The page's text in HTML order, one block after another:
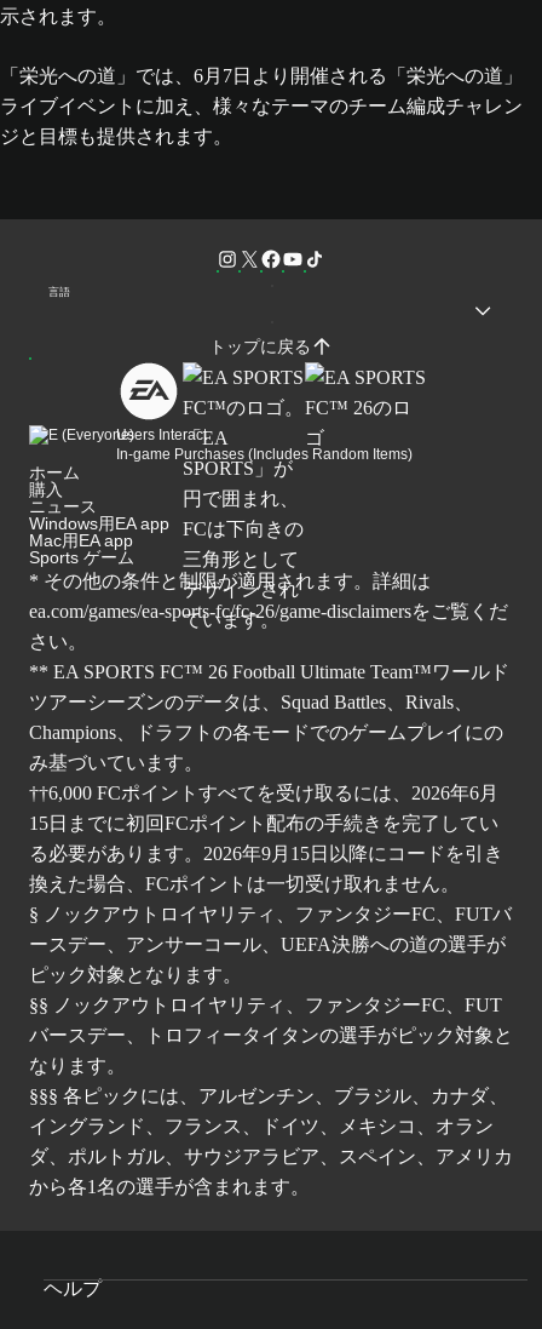
「栄光への道」では、6月7日より開催される「栄光への道」
ライブイベントに加え、様々なテーマのチーム編成チャレン
ジと目標も提供されます。
言語
トップに戻る
Users Interact
In-game Purchases (Includes Random Items)
ホーム
購入
ニュース
Windows用EA app
Mac用EA app
Sports ゲーム
* その他の条件と制限が適用されます。詳細は
ea.com/games/ea-sports-fc/fc-26/game-disclaimersをご覧くだ
さい。
** EA SPORTS FC™ 26 Football Ultimate Team™ワールド
ツアーシーズンのデータは、Squad Battles、Rivals、
Champions、ドラフトの各モードでのゲームプレイにの
み基づいています。
††6,000 FCポイントすべてを受け取るには、2026年6月
15日までに初回FCポイント配布の手続きを完了してい
る必要があります。2026年9月15日以降にコードを引き
換えた場合、FCポイントは一切受け取れません。
§ ノックアウトロイヤリティ、ファンタジーFC、FUTバ
ースデー、アンサーコール、UEFA決勝への道の選手が
ピック対象となります。
§§ ノックアウトロイヤリティ、ファンタジーFC、FUT
バースデー、トロフィータイタンの選手がピック対象と
なります。
§§§ 各ピックには、アルゼンチン、ブラジル、カナダ、
イングランド、フランス、ドイツ、メキシコ、オラン
ダ、ポルトガル、サウジアラビア、スペイン、アメリカ
から各1名の選手が含まれます。
ヘルプ